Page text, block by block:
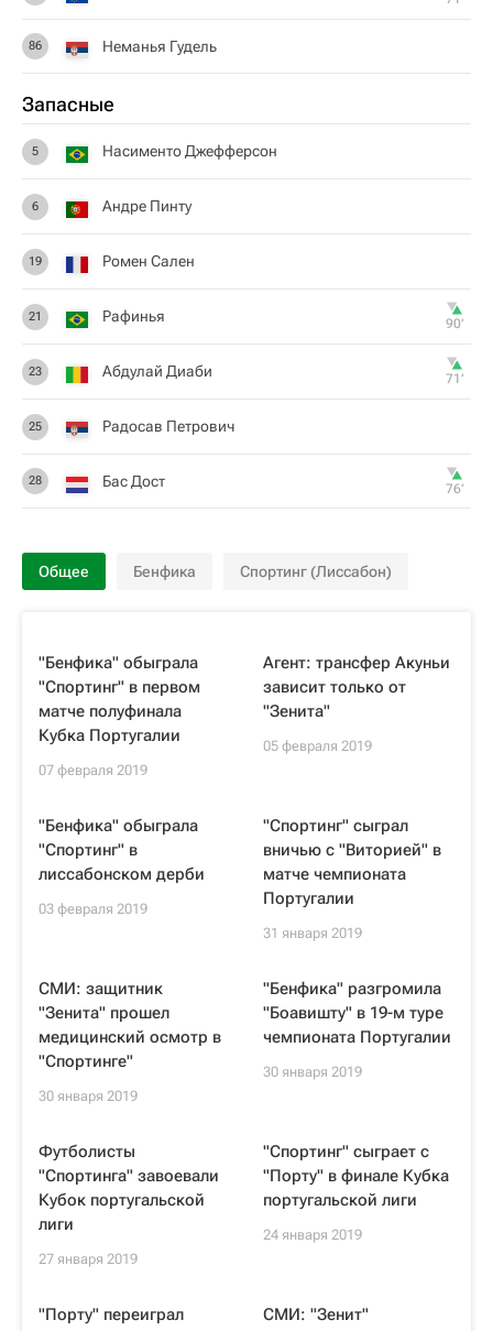
86 Неманья Гудель
Запасные
5 Насименто Джефферсон
6 Андре Пинту
19 Ромен Сален
21 Рафинья 90‎’‎
23 Абдулай Диаби 71‎’‎
25 Радосав Петрович
28 Бас Дост 76‎’‎
Общее Бенфика Спортинг (Лиссабон)
"Бенфика" обыграла
"Спортинг" в первом
матче полуфинала
Кубка Португалии
07 февраля 2019
Агент: трансфер Акуньи
зависит только от
"Зенита"
05 февраля 2019
"Бенфика" обыграла
"Спортинг" в
лиссабонском дерби
03 февраля 2019
"Спортинг" сыграл
вничью с "Виторией" в
матче чемпионата
Португалии
31 января 2019
СМИ: защитник
"Зенита" прошел
медицинский осмотр в
"Спортинге"
30 января 2019
"Бенфика" разгромила
"Боавишту" в 19-м туре
чемпионата Португалии
30 января 2019
Футболисты
"Спортинга" завоевали
Кубок португальской
лиги
27 января 2019
"Спортинг" сыграет с
"Порту" в финале Кубка
португальской лиги
24 января 2019
"Порту" переиграл
СМИ: "Зенит"